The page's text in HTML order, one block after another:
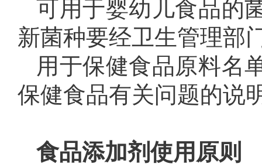
可用于婴幼儿食品的
新菌种要经卫生管理部
用于保健食品原料名
保健食品有关问题的说
食品添加剂使用原则